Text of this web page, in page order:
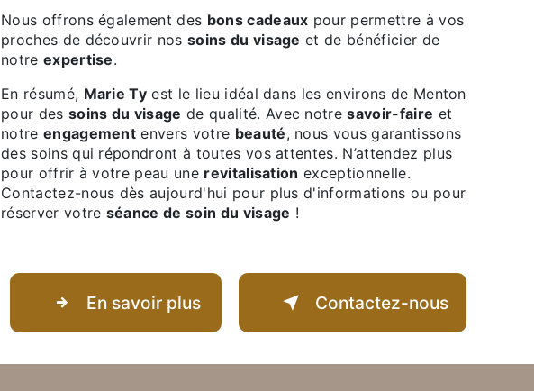
Nous offrons également des bons cadeaux pour permettre à vos
proches de découvrir nossoins du visage et de bénéficier de
notre expertise.
En résumé, Marie Ty est le lieu idéal dans les environs de Menton
pour des soins du visage de qualité. Avec notresavoir-faire et
notre engagement envers votre beauté, nous vous garantissons
des soins qui répondront à toutes vos attentes. N’attendez plus
pour offrir à votre peau une revitalisation exceptionnelle.
Contactez-nous dès aujourd'hui pour plus d'informations ou pour
réserver votre séance de soin du visage !
En savoir plus Contactez-nous